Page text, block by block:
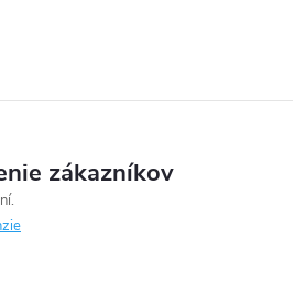
zákazníkov